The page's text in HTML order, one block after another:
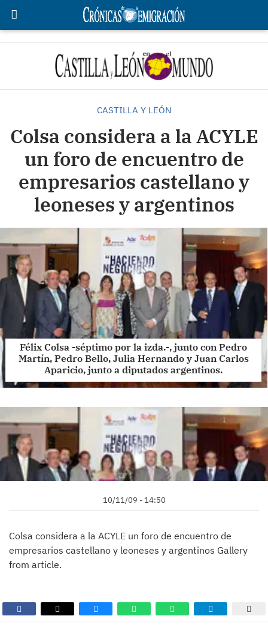
CASTILLA Y LEÓN
Colsa considera a la ACYLE
un foro de encuentro de
empresarios castellano y
leoneses y argentinos
Félix Colsa -séptimo por la izda.-, junto con Pedro
Martín, Pedro Bello, Julia Hernando y Juan Carlos
Aparicio, junto a diputados argentinos.
10/11/09 - 14:50
Colsa considera a la ACYLE un foro de encuentro de
empresarios castellano y leoneses y argentinos Gallery
from article.